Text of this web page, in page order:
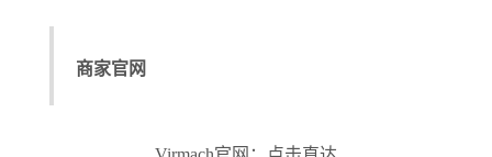
商家官网